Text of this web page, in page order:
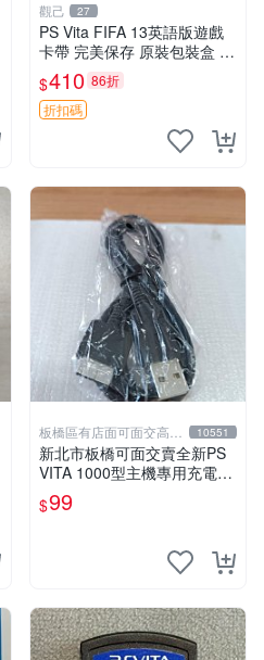
觀己 27
PS Vita FIFA 13英語版遊戲
卡帶 完美保存 原裝包裝盒 推
薦收藏 FIFA 13 PSVita EA S
ports 官方版
$410 86折
折扣碼
板橋區有店面可面交高價
回收電玩
10551
新北市板橋可面交賣全新PS
VITA 1000型主機專用充電
線....超便宜只賣99元
$99